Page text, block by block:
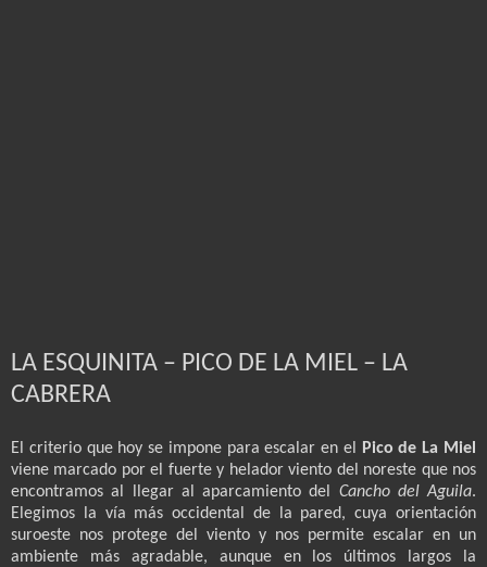
LA ESQUINITA – PICO DE LA MIEL – LA
CABRERA
El criterio que hoy se impone para escalar en el
Pico de La Miel
viene marcado por el fuerte y helador viento del noreste que nos
encontramos al llegar al aparcamiento del Cancho del Aguila.
Elegimos la vía más occidental de la pared, cuya orientación
suroeste nos protege del viento y nos permite escalar en un
ambiente más agradable, aunque en los últimos largos la